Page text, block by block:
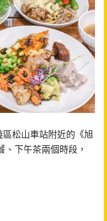
松山車站附近的《旭
下午茶兩個時段，